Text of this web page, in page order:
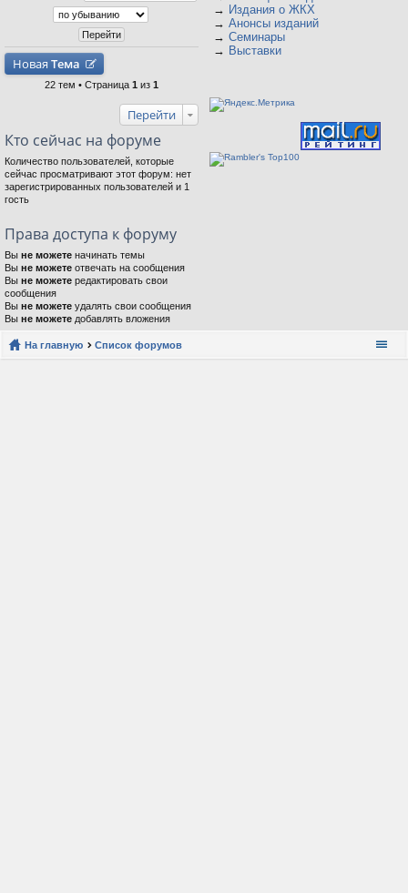
Новая Тема
22 тем • Страница 1 из 1
Перейти
Кто сейчас на форуме
Количество пользователей, которые
сейчас просматривают этот форум: нет
зарегистрированных пользователей и 1
гость
Права доступа к форуму
Вы не можете начинать темы
Вы не можете отвечать на сообщения
Вы не можете редактировать свои
сообщения
Вы не можете удалять свои сообщения
Вы не можете добавлять вложения
→ Издания о ЖКХ
→ Анонсы изданий
→ Семинары
→ Выставки
На главную Список форумов